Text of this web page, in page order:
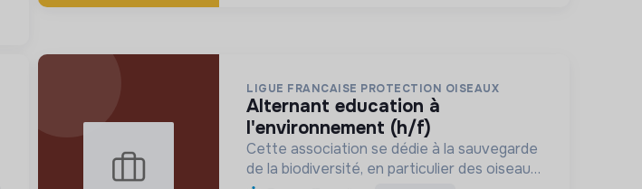
LIGUE FRANCAISE PROTECTION OISEAUX
alternant education à
l'environnement (h/f)
Cette association se dédie à la sauvegarde
de la biodiversité, en particulier des oiseaux